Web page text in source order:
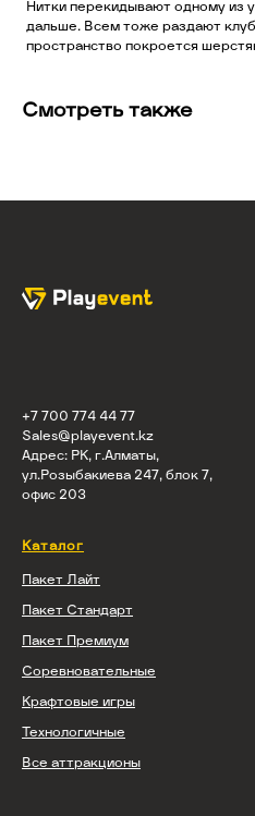
Нитки перекидывают одному из
дальше. Всем тоже раздают
пространство покроется
Смотреть также
+7 700 774 44 77
Sales@playevent.kz
Адрес: РК, г.Алматы,
ул.Розыбакиева 247, блок 7,
офис 203
Каталог
Пакет Лайт
Пакет Стандарт
Пакет Премиум
Соревновательные
Крафтовые игры
Технологичные
Все аттракционы